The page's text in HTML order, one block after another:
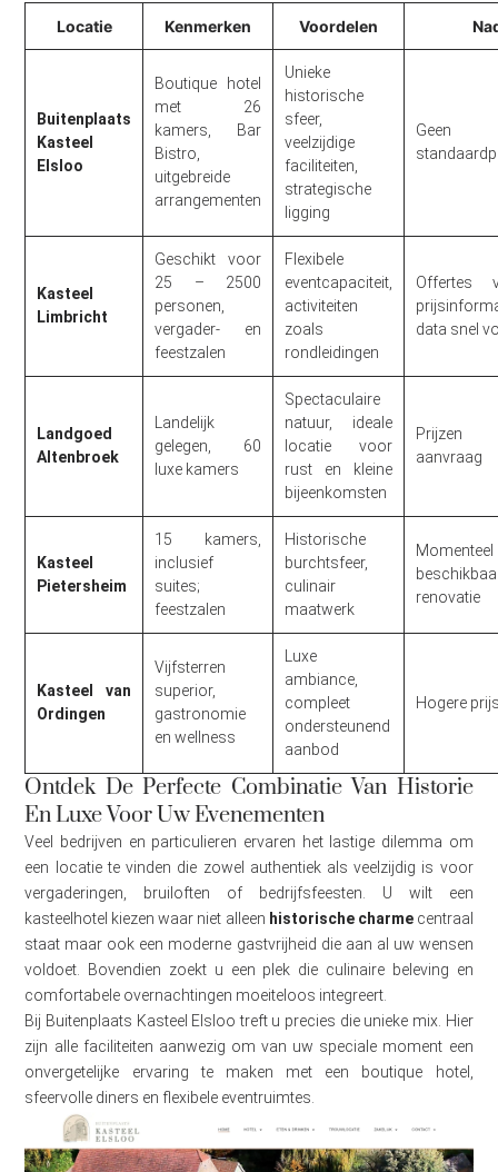
Locatie Kenmerken Voordelen
Buitenplaats
Kasteel
Elsloo
Boutique hotel
met 26
kamers, Bar
Bistro,
uitgebreide
arrangementen
Unieke
historische
sfeer,
veelzijdige
faciliteiten,
strategische
ligging
Geen
Kasteel
Limbricht
Geschikt voor
25 – 2500
personen,
vergader- en
feestzalen
Flexibele
eventcapaciteit,
activiteiten
zoals
rondleidingen
Offertes
data snel
Landgoed
Altenbroek
Landelijk
gelegen, 60
luxe kamers
Spectaculaire
natuur, ideale
locatie voor
rust en kleine
bijeenkomsten
Prijzen
aanvraag
Kasteel
Pietersheim
15 kamers,
inclusief
suites;
feestzalen
Historische
burchtsfeer,
culinair
maatwerk
renovatie
Kasteel van
Ordingen
Vijfsterren
superior,
gastronomie
en wellness
Luxe
ambiance,
compleet
ondersteunend
aanbod
Hogere
Ontdek De Perfecte Combinatie Van Historie
En Luxe Voor Uw Evenementen
Veel bedrijven en particulieren ervaren het lastige dilemma om
een locatie te vinden die zowel authentiek als veelzijdig is voor
vergaderingen, bruiloften of bedrijfsfeesten. U wilt een
kasteelhotel kiezen waar niet alleen historische charmecentraal
staat maar ook een moderne gastvrijheid die aan al uw wensen
voldoet. Bovendien zoekt u een plek die culinaire beleving en
comfortabele overnachtingen moeiteloos integreert.
Bij Buitenplaats Kasteel Elsloo treft u precies die unieke mix. Hier
zijn alle faciliteiten aanwezig om van uw speciale moment een
onvergetelijke ervaring te maken met een boutique hotel,
sfeervolle diners en flexibele eventruimtes.